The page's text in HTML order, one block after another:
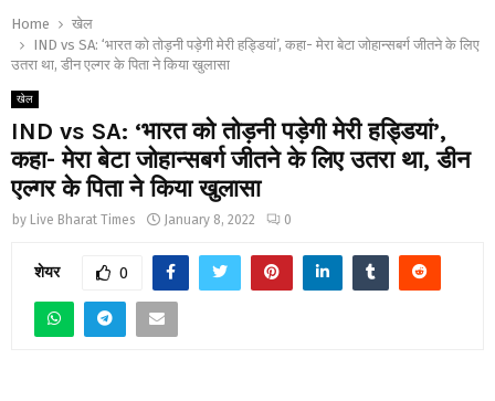
Home
खेल
IND vs SA: ‘भारत को तोड़नी पड़ेगी मेरी हड्डियां’, कहा- मेरा बेटा जोहान्सबर्ग जीतने के लिए
उतरा था, डीन एल्गर के पिता ने किया खुलासा
खेल
IND vs SA: ‘भारत को तोड़नी पड़ेगी मेरी हड्डियां’,
कहा- मेरा बेटा जोहान्सबर्ग जीतने के लिए उतरा था, डीन
एल्गर के पिता ने किया खुलासा
by Live Bharat Times January 8, 2022 0
शेयर 0